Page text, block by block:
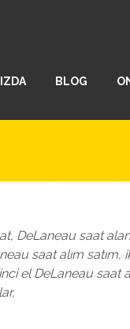
BLOG
DeLaneau saat
saat alım
el DeLaneau saat